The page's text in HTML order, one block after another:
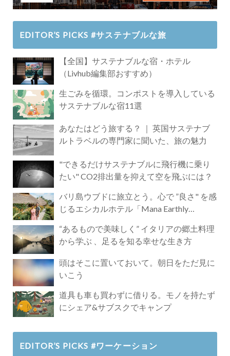
EDITOR’S PICKS #サステナブルな旅
【全国】サステナブルな宿・ホテル
（Livhub編集部おすすめ）
生ごみを循環。コンポストを導入している
サステナブルな宿11選
あなたはどう旅する？ ｜ 英国サステナブ
ルトラベルの専門家に聞いた、旅の魅力
"できるだけサステナブルに飛行機に乗り
たい" CO2排出量を抑えて空を飛ぶには？
バリ島ウブドに旅立とう。心で ”良さ" を感
じるエシカルホテル「Mana Earthly
“あるもので美味しく” イタリアの郷土料理
から学ぶ 、足るを知る幸せな生き方
頭はそこに置いておいて。朝日をただ見に
いこう
道具も車も買わずに借りる。モノを持たず
にシェア&サブスクでキャンプ
EDITOR’S PICKS #ワーケーション